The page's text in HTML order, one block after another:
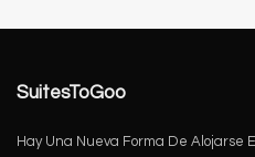
SuitesToGoo
Hay Una Nueva Forma De Alojarse